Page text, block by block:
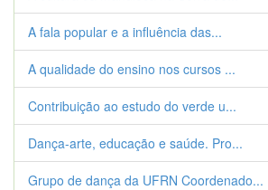
A fala popular e a influência das...
A qualidade do ensino nos cursos ...
Contribuição ao estudo do verde u...
Dança-arte, educação e saúde. Pro...
Grupo de dança da UFRN Coordenado...